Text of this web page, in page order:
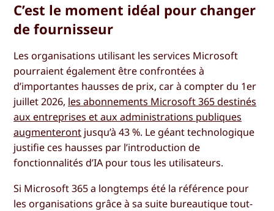
C’est le moment idéal pour changer
de fournisseur
Les organisations utilisant les services Microsoft
pourraient également être confrontées à
d’importantes hausses de prix, car à compter du 1er
juillet 2026, les abonnements Microsoft 365 destinés
aux entreprises et aux administrations publiques
augmenteront jusqu’à 43 %. Le géant technologique
justifie ces hausses par l’introduction de
fonctionnalités d’IA pour tous les utilisateurs.
Si Microsoft 365 a longtemps été la référence pour
les organisations grâce à sa suite bureautique tout-